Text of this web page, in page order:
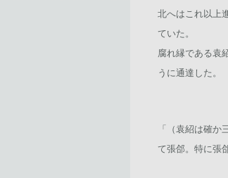
北へはこれ以上
ていた。
腐れ縁である袁
うに通達した。
「（袁紹は確
て張郃。特に張